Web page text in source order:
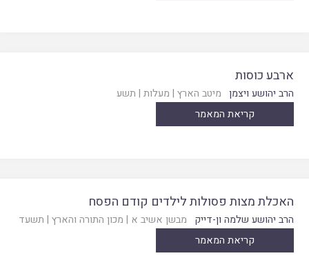
ארבע כוסות
הרב יהושע ויצמן מיטב הארץ | מעלות | תשע
קריאת המאמר
האכלת מצות פסולות לילדים קודם הפסח
הרב יהושע שלמה ון-דייק מבשן אשיב א | מכון התורה והארץ | תשעד
קריאת המאמר